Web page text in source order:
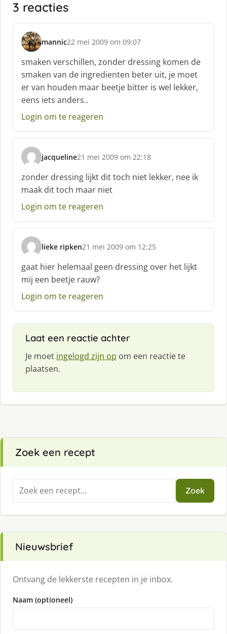
3 reacties
mannic
s
h
r
e
e
:
22 mei 2009 om 09:07
smaken verschillen, zonder dressing komen de
smaken van de ingredienten beter uit, je moet
er van houden maar beetje bitter is wel lekker,
eens iets anders..
Login om te reageren
jacqueline
s
h
r
e
f
21 mei 2009 om 22:18
zonder dressing lijkt dit toch niet lekker, nee ik
maak dit toch maar niet
Login om te reageren
lieke ripken
s
h
r
e
:
21 mei 2009 om 12:25
gaat hier helemaal geen dressing over het lijkt
mij een beetje rauw?
Login om te reageren
Laat een reactie achter
Je moet ingelogd zijn op om een reactie te
plaatsen.
Zoek een recept
Zoeken
naar:
Zoek
Nieuwsbrief
Ontvang de lekkerste recepten in je inbox.
Naam (optioneel)